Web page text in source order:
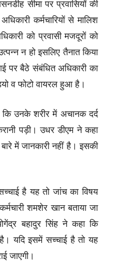
सीमा पर प्रवासियों की
कर्मचारियों से मालिश
को प्रवासी मजदूरों को
न हो इसलिए तैनात किया
पर बैठे संबंधित अधिकारी का
व फोटो वायरल हुआ है।
उनके शरीर में अचानक दर्द
पड़ी। उधर डीएम ने कहा
में जानकारी नहीं है। इसकी
है यह तो जांच का विषय
शमशेर खान बताया जा
बहादुर सिंह ने कहा कि
है। यदि इसमें सच्चाई है तो यह
जाएगी।